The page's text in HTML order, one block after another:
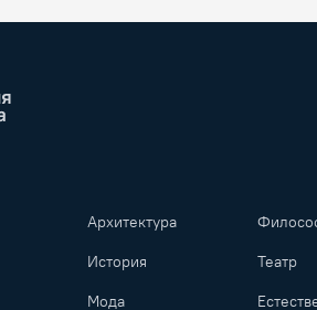
Архитектура
История Театр
Мода